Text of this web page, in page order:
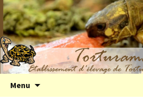
Elevage de tortues terrestres
Hermann
Menu